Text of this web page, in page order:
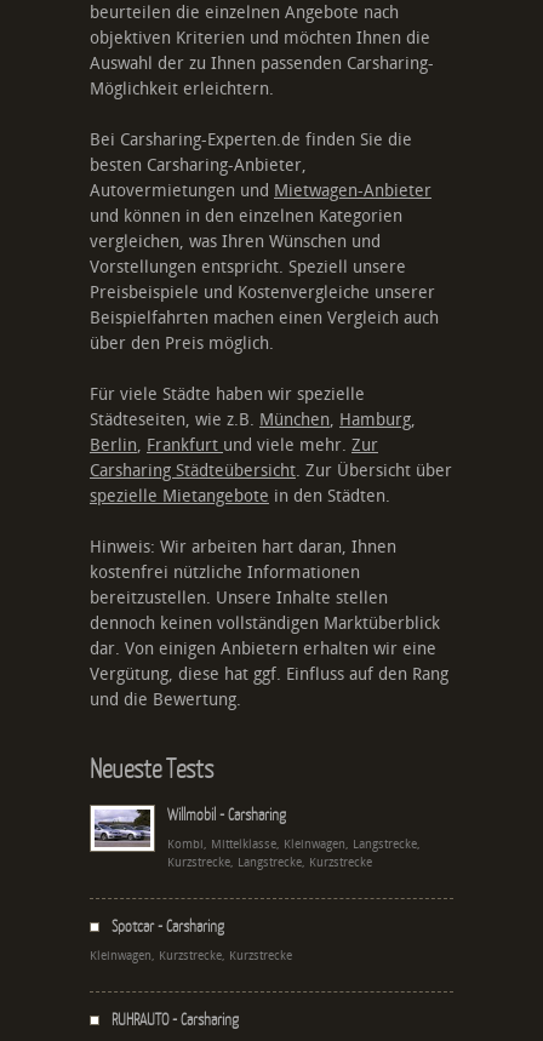
beurteilen die einzelnen Angebote nach
objektiven Kriterien und möchten Ihnen die
Auswahl der zu Ihnen passenden Carsharing-
Möglichkeit erleichtern.
Bei Carsharing-Experten.de finden Sie die
besten Carsharing-Anbieter,
Autovermietungen und Mietwagen-Anbieter
und können in den einzelnen Kategorien
vergleichen, was Ihren Wünschen und
Vorstellungen entspricht. Speziell unsere
Preisbeispiele und Kostenvergleiche unserer
Beispielfahrten machen einen Vergleich auch
über den Preis möglich.
Für viele Städte haben wir spezielle
Städteseiten, wie z.B. München, Hamburg,
Berlin, Frankfurt und viele mehr. Zur
Carsharing Städteübersicht. Zur Übersicht über
spezielle Mietangebote in den Städten.
Hinweis: Wir arbeiten hart daran, Ihnen
kostenfrei nützliche Informationen
bereitzustellen. Unsere Inhalte stellen
dennoch keinen vollständigen Marktüberblick
dar. Von einigen Anbietern erhalten wir eine
Vergütung, diese hat ggf. Einfluss auf den Rang
und die Bewertung.
Neueste Tests
Willmobil - Carsharing
Kombi, Mittelklasse, Kleinwagen, Langstrecke,
Kurzstrecke, Langstrecke, Kurzstrecke
Spotcar - Carsharing
Kleinwagen, Kurzstrecke, Kurzstrecke
RUHRAUTO - Carsharing